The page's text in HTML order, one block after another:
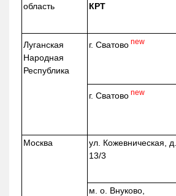
область
КРТ
Луганская
Народная
Республика
г. Сватово new
г. Сватово new
Москва ул. Кожевническая , д.
13/3
м. о. Внуково,